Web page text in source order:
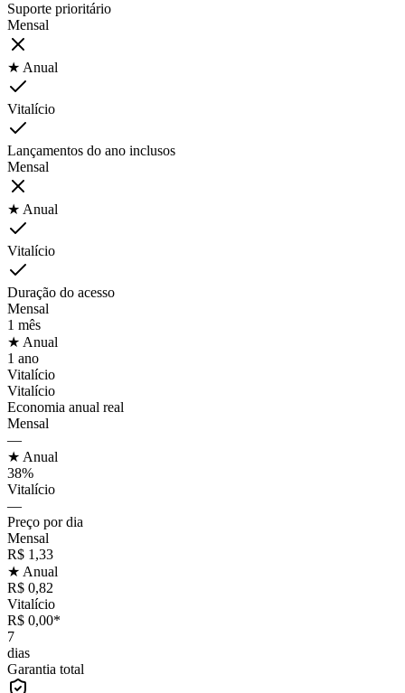
Suporte prioritário
Mensal
★ Anual
Vitalício
Lançamentos do ano inclusos
Mensal
★ Anual
Vitalício
Duração do acesso
Mensal
1 mês
★ Anual
1 ano
Vitalício
Vitalício
Economia anual real
Mensal
—
★ Anual
38%
Vitalício
—
Preço por dia
Mensal
R$ 1,33
★ Anual
R$ 0,82
Vitalício
R$ 0,00*
7
dias
Garantia total